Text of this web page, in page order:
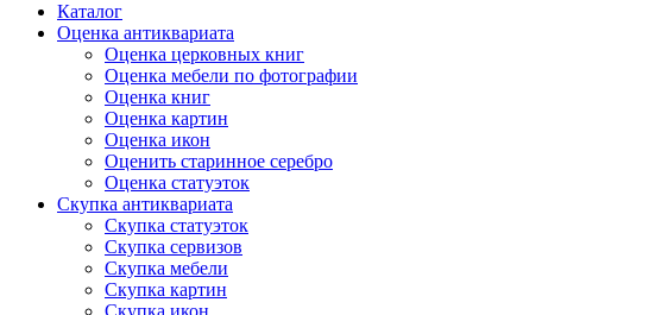
Каталог
Оценка антиквариата
Оценка церковных книг
Оценка мебели по фотографии
Оценка книг
Оценка картин
Оценка икон
Оценить старинное серебро
Оценка статуэток
Скупка антиквариата
Скупка статуэток
Скупка сервизов
Скупка мебели
Скупка картин
Скупка икон